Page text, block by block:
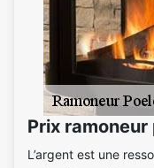
Prix
L’argent est une